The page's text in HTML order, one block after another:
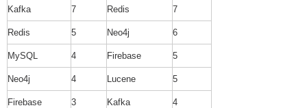
Kafka 7 Redis 7
Redis 5 Neo4j 6
MySQL 4 Firebase 5
Neo4j 4 Lucene 5
Firebase 3 Kafka 4